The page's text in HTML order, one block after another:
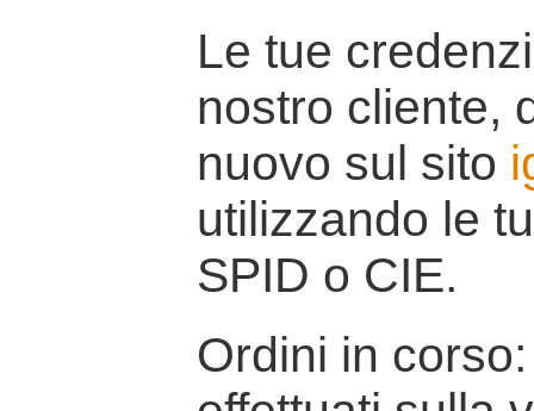
Le tue
nostro cliente,
nuovo sul sito
utilizzando le
SPID o CIE.
Ordini in